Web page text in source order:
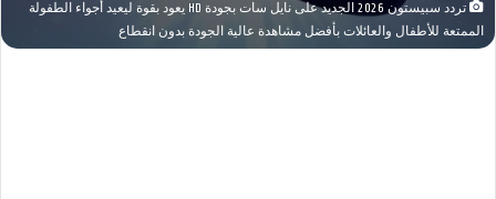
تردد سبيستون 2026 الجديد على نايل سات بجودة HD يعود بقوة ليعيد أجواء الطفولة
الممتعة للأطفال والعائلات بأفضل مشاهدة عالية الجودة بدون انقطاع